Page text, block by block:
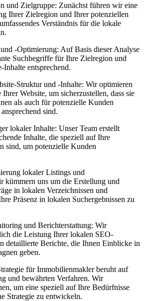
und Zielgruppe: Zunächst führen wir eine
Ihrer Zielregion und Ihrer potenziellen
Verständnis für die lokale
-Optimierung: Auf Basis dieser Analyse
Suchbegriffe für Ihre Zielregion und
Inhalte entsprechend.
Struktur und -Inhalte: Wir optimieren
Website, um sicherzustellen, dass sie
als auch für potenzielle Kunden
sind.
lokaler Inhalte: Unser Team erstellt
Inhalte, die speziell auf Ihre
sind, um potenzielle Kunden
lokaler Listings und
kümmern uns um die Erstellung und
in lokalen Verzeichnissen und
Präsenz in lokalen Suchergebnissen zu
und Berichterstattung: Wir
die Leistung Ihrer lokalen SEO-
detaillierte Berichte, die Ihnen Einblicke in
geben.
für Immobilienmakler beruht auf
und bewährten Verfahren. Wir
um eine speziell auf Ihre Bedürfnisse
Strategie zu entwickeln.